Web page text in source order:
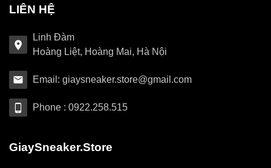
LIÊN HỆ
Linh Đàm
Hoàng Liệt, Hoàng Mai, Hà Nội
Email: giaysneaker.store@gmail.com
Phone : 0922.258.515
GiaySneaker.Store